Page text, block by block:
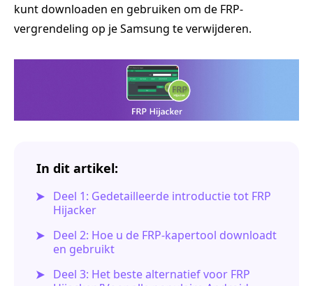
kunt downloaden en gebruiken om de FRP-
vergrendeling op je Samsung te verwijderen.
In dit artikel:
Deel 1: Gedetailleerde introductie tot FRP
Hijacker
Deel 2: Hoe u de FRP-kapertool downloadt
en gebruikt
Deel 3: Het beste alternatief voor FRP